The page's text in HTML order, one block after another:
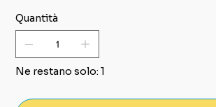
Quantità
Ne restano solo: 1